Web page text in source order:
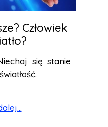
Człowiek
się stanie